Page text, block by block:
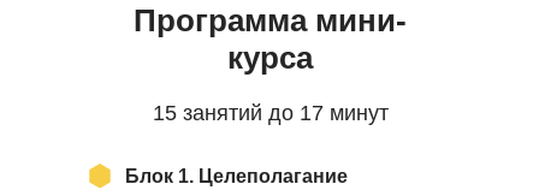
Программа мини-
курса
15 занятий до 17 минут
Блок 1. Целеполагание